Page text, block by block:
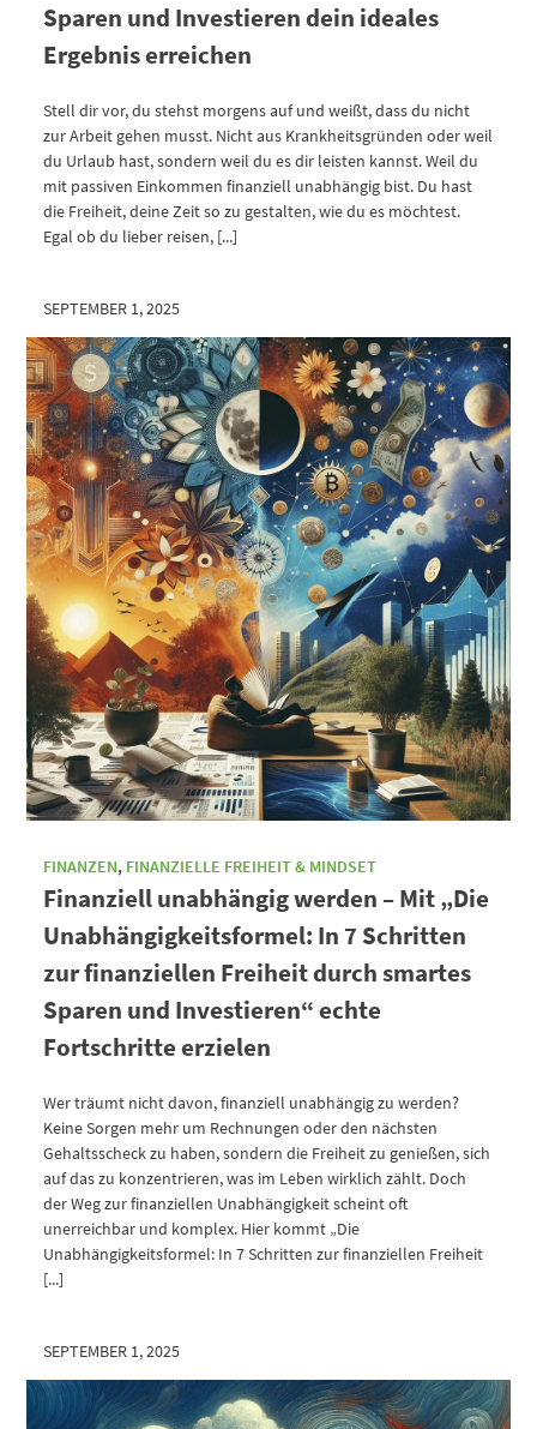
Sparen und Investieren dein ideales
Ergebnis erreichen
Stell dir vor, du stehst morgens auf und weißt, dass du nicht
zur Arbeit gehen musst. Nicht aus Krankheitsgründen oder weil
du Urlaub hast, sondern weil du es dir leisten kannst. Weil du
mit passiven Einkommen finanziell unabhängig bist. Du hast
die Freiheit, deine Zeit so zu gestalten, wie du es möchtest.
Egal ob du lieber reisen, [...]
SEPTEMBER 1, 2025
FINANZEN, FINANZIELLE FREIHEIT & MINDSET
Finanziell unabhängig werden – Mit „Die
Unabhängigkeitsformel: In 7 Schritten
zur finanziellen Freiheit durch smartes
Sparen und Investieren“ echte
Fortschritte erzielen
Wer träumt nicht davon, finanziell unabhängig zu werden?
Keine Sorgen mehr um Rechnungen oder den nächsten
Gehaltsscheck zu haben, sondern die Freiheit zu genießen, sich
auf das zu konzentrieren, was im Leben wirklich zählt. Doch
der Weg zur finanziellen Unabhängigkeit scheint oft
unerreichbar und komplex. Hier kommt „Die
Unabhängigkeitsformel: In 7 Schritten zur finanziellen Freiheit
[...]
SEPTEMBER 1, 2025